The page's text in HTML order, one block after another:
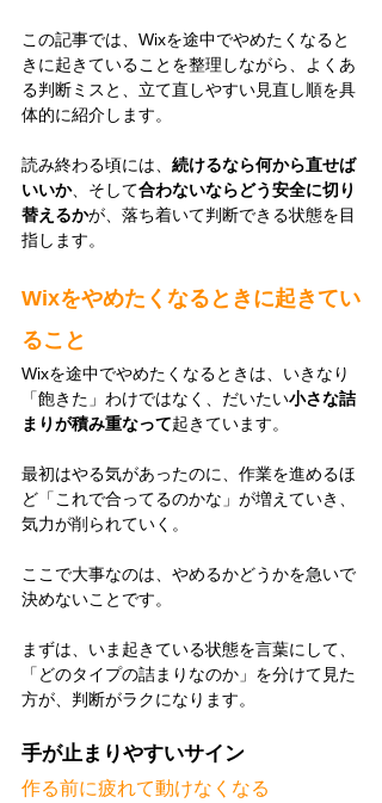
この記事では、Wixを途中でやめたくなると
きに起きていることを整理しながら、よくあ
る判断ミスと、立て直しやすい見直し順を具
体的に紹介します。
読み終わる頃には、 続けるなら何から直せば
いいか、そして合わないならどう安全に切り
替えるかが、落ち着いて判断できる状態を目
指します。
Wixをやめたくなるときに起きてい
ること
Wixを途中でやめたくなるときは、いきなり
「飽きた」わけではなく、だいたい小さな詰
まりが積み重なって起きています。
最初はやる気があったのに、作業を進めるほ
ど「これで合ってるのかな」が増えていき、
気力が削られていく。
ここで大事なのは、やめるかどうかを急いで
決めないことです。
まずは、いま起きている状態を言葉にして、
「どのタイプの詰まりなのか」を分けて見た
方が、判断がラクになります。
手が止まりやすいサイン
作る前に疲れて動けなくなる